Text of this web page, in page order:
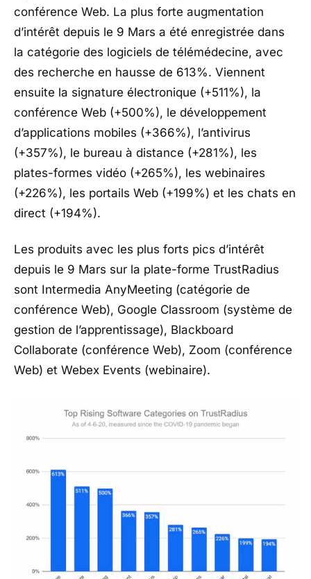
conférence Web. La plus forte augmentation
d’intérêt depuis le 9 Mars a été enregistrée dans
la catégorie des logiciels de télémédecine, avec
des recherche en hausse de 613%. Viennent
ensuite la signature électronique (+511%), la
conférence Web (+500%), le développement
d’applications mobiles (+366%), l’antivirus
(+357%), le bureau à distance (+281%), les
plates-formes vidéo (+265%), les webinaires
(+226%), les portails Web (+199%) et les chats en
direct (+194%).
Les produits avec les plus forts pics d’intérêt
depuis le 9 Mars sur la plate-forme TrustRadius
sont Intermedia AnyMeeting (catégorie de
conférence Web), Google Classroom (système de
gestion de l’apprentissage), Blackboard
Collaborate (conférence Web), Zoom (conférence
Web) et Webex Events (webinaire).